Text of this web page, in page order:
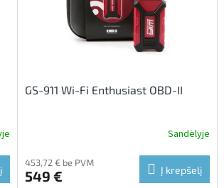
GS-911 Wi-Fi Enthusiast OBD-II
Sandėlyje
453,72 € be PVM
549 € Į krepšelį